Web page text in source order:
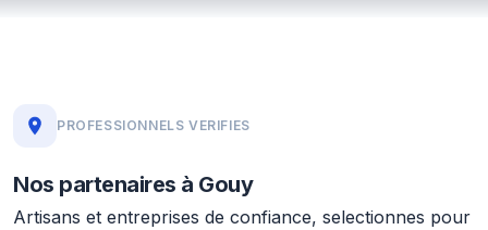
PROFESSIONNELS VERIFIES
Nos partenaires à Gouy
Artisans et entreprises de confiance, selectionnes pour